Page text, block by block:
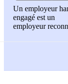
Un employeur
engagé est un
employeur